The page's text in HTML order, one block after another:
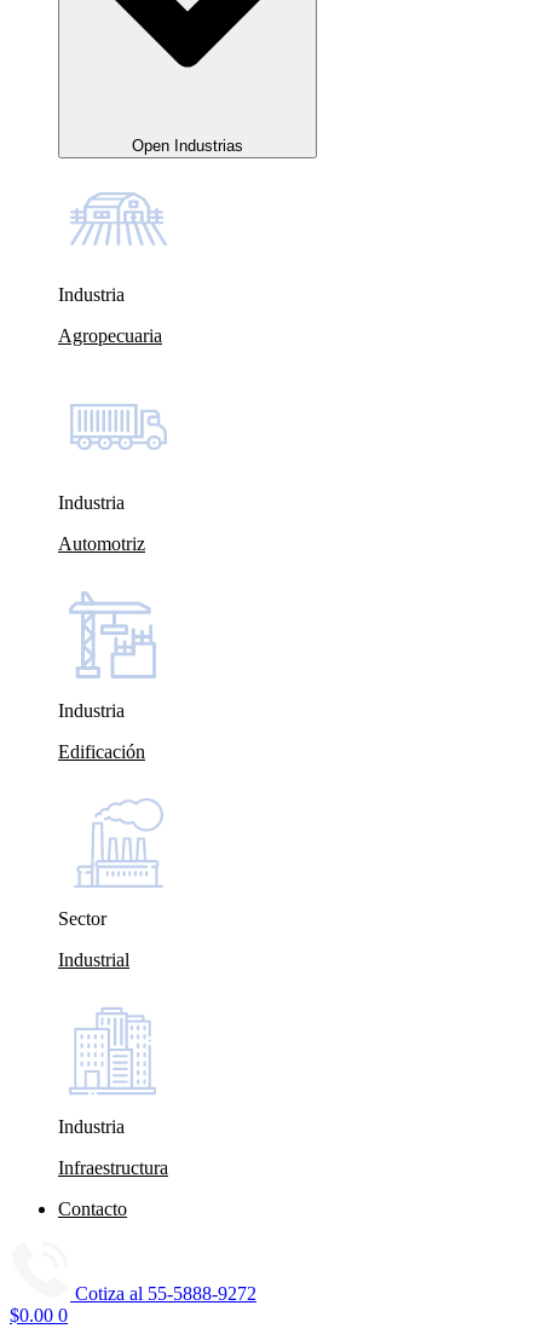
Open Industrias
Industria
Agropecuaria
Industria
Automotriz
Industria
Edificación
Sector
Industrial
Industria
Infraestructura
Contacto
Cotiza al 55-5888-9272
$0.00 0